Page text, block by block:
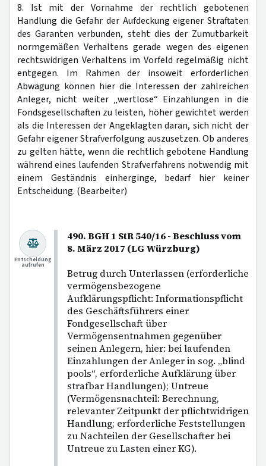
8. Ist mit der Vornahme der rechtlich gebotenen
Handlung die Gefahr der Aufdeckung eigener Straftaten
des Garanten verbunden, steht dies der Zumutbarkeit
normgemäßen Verhaltens gerade wegen des eigenen
rechtswidrigen Verhaltens im Vorfeld regelmäßig nicht
entgegen. Im Rahmen der insoweit erforderlichen
Abwägung können hier die Interessen der zahlreichen
Anleger, nicht weiter „wertlose“ Einzahlungen in die
Fondsgesellschaften zu leisten, höher gewichtet werden
als die Interessen der Angeklagten daran, sich nicht der
Gefahr eigener Strafverfolgung auszusetzen. Ob anderes
zu gelten hätte, wenn die rechtlich gebotene Handlung
während eines laufenden Strafverfahrens notwendig mit
einem Geständnis einherginge, bedarf hier keiner
Entscheidung. (Bearbeiter)
490. BGH 1 StR 540/16 - Beschluss vom
8. März 2017 (LG Würzburg)
Betrug durch Unterlassen (erforderliche
vermögensbezogene
Aufklärungspflicht: Informationspflicht
des Geschäftsführers einer
Fondgesellschaft über
Vermögensentnahmen gegenüber
seinen Anlegern, hier: bei laufenden
Einzahlungen der Anleger in sog. „blind
pools“, erforderliche Aufklärung über
strafbar Handlungen); Untreue
(Vermögensnachteil: Berechnung,
relevanter Zeitpunkt der pflichtwidrigen
Handlung; erforderliche Feststellungen
zu Nachteilen der Gesellschafter bei
Untreue zu Lasten einer KG).
Entscheidung
aufrufen